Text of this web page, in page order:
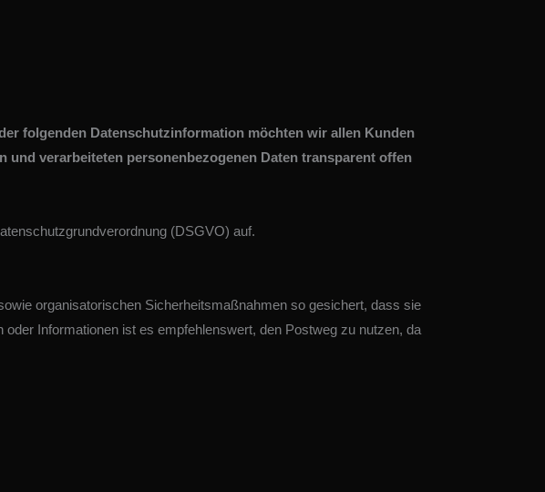
folgenden Datenschutzinformation möchten wir allen Kunden
verarbeiteten personenbezogenen Daten transparent offen
(DSGVO) auf.
organisatorischen Sicherheitsmaßnahmen so gesichert, dass sie
Informationen ist es empfehlenswert, den Postweg zu nutzen, da